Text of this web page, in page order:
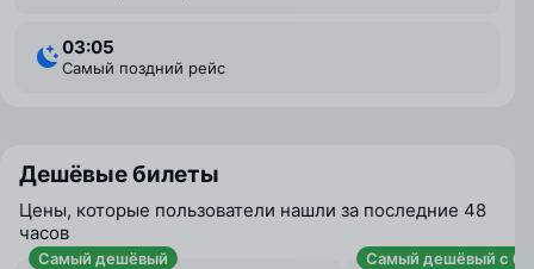
03:05
Самый поздний рейс
Дешёвые билеты
Цены, которые пользователи нашли за последние 48
часов
Самый дешёвый Самый дешёвый с